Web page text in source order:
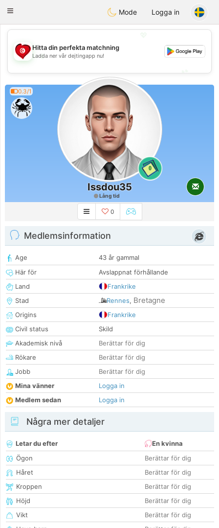
Tunisia Dating
Toggle
Mode Logga in
💖
💕
Hitta din perfekta matchning
Ladda ner vår dejtingapp nu!
0.3/1
0
Issdou35
Lång tid
0
Medlemsinformation
Age
43 år gammal
Här för
Avslappnat förhållande
Land
Frankrike
Stad
Rennes, Bretagne
Origins
Frankrike
Civil status
Skild
Akademisk nivå
Berättar för dig
Rökare
Berättar för dig
Jobb
Berättar för dig
Mina vänner
Logga in
Medlem sedan
Logga in
Några mer detaljer
Letar du efter
En kvinna
Ögon
Berättar för dig
Håret
Berättar för dig
Kroppen
Berättar för dig
Höjd
Berättar för dig
Vikt
Berättar för dig